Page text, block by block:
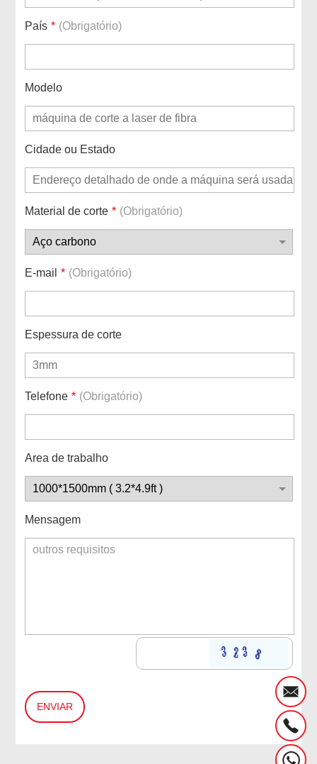
País * (Obrigatório)
Modelo
Cidade ou Estado
Material de corte * (Obrigatório)
E-mail * (Obrigatório)
Espessura de corte
Telefone * (Obrigatório)
Area de trabalho
Mensagem